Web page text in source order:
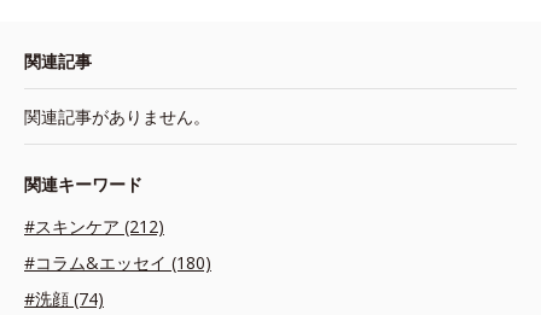
関連記事
関連記事がありません。
関連キーワード
#スキンケア (212)
#コラム&エッセイ (180)
#洗顔 (74)